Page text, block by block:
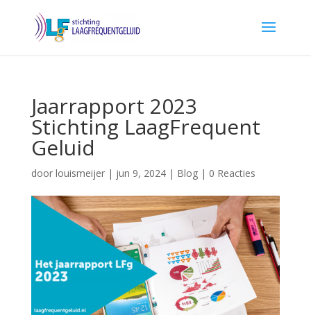
Jaarrapport 2023
Stichting LaagFrequent
Geluid
door louismeijer| jun 9, 2024| Blog| 0 Reacties